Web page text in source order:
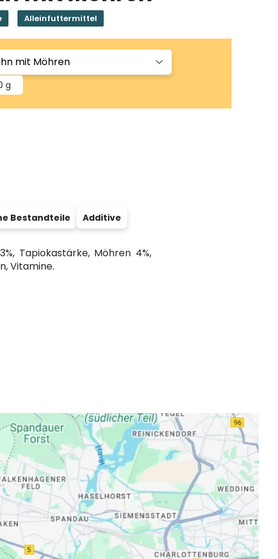
Alleinfuttermittel
g
Bestandteile Additive
Tapiokastärke, Möhren 4%,
Vitamine.